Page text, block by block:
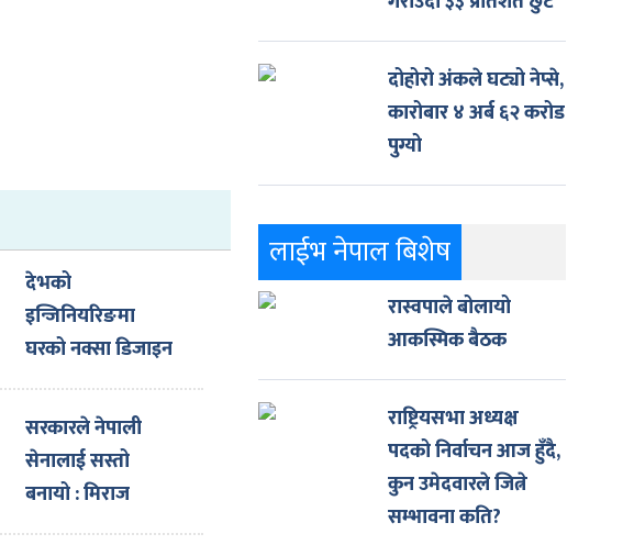
देभको
इन्जिनियरिङमा
घरको नक्सा डिजाइन
गराउँदा ३३ प्रतिशत
छुट
सरकारले नेपाली
सेनालाई सस्तो
बनायो : मिराज
ढुंगाना
दोहोरो अंकले घट्यो नेप्से,
कारोबार ४ अर्ब ६२ करोड
पुग्यो
लाईभ नेपाल बिशेष
रास्वपाले बोलायो
आकस्मिक बैठक
राष्ट्रियसभा अध्यक्ष
पदको निर्वाचन आज हुँदै,
कुन उमेदवारले जित्ने
सम्भावना कति?